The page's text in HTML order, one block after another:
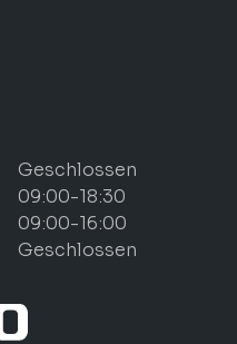
Geschlossen
09:00-18:30
09:00-16:00
Geschlossen